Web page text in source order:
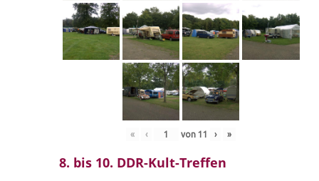
« ‹ von 11 › »
8. bis 10. DDR-Kult-Treffen